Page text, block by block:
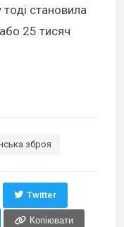
становила
25 тисяч
зброя
Twitter
Копіювати